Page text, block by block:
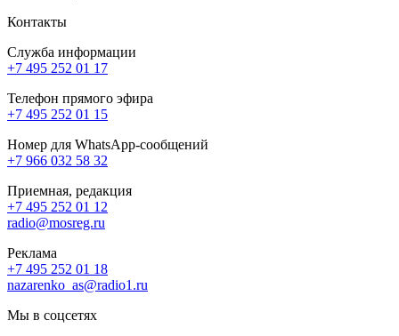
Контакты
Служба информации
+7 495 252 01 17
Телефон прямого эфира
+7 495 252 01 15
Номер для WhatsApp-сообщений
+7 966 032 58 32
Приемная, редакция
+7 495 252 01 12
radio@mosreg.ru
Реклама
+7 495 252 01 18
nazarenko_as@radio1.ru
Мы в соцсетях